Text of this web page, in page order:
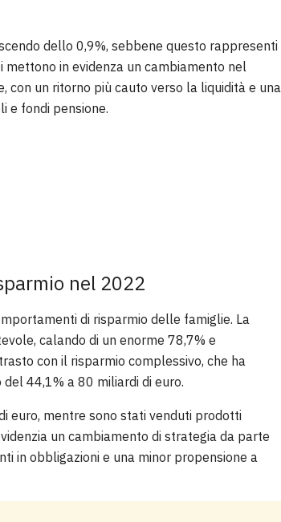
dello 0,9%, sebbene questo rappresenti
mettono in evidenza un cambiamento nel
un ritorno più cauto verso la liquidità e una
e fondi pensione.
nel 2022
di risparmio delle famiglie. La
calando di un enorme 78,7% e
con il risparmio complessivo, che ha
44,1% a 80 miliardi di euro.
euro, mentre sono stati venduti prodotti
un cambiamento di strategia da parte
in obbligazioni e una minor propensione a